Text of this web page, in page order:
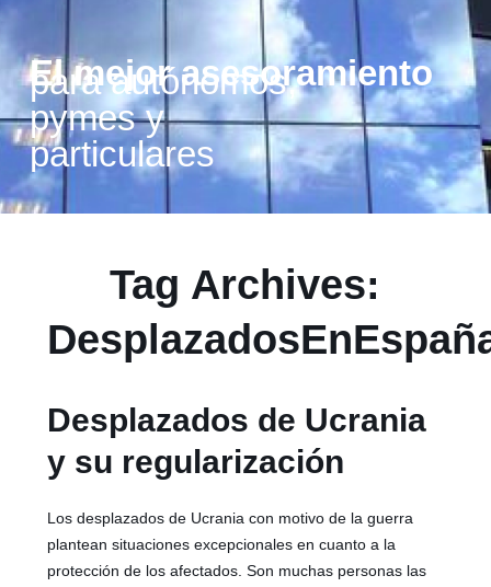
El mejor asesoramiento
para autónomos,
pymes y
particulares
Tag Archives:
Desplazados de Ucrania
y su regularización
Los desplazados de Ucrania con motivo de la guerra
plantean situaciones excepcionales en cuanto a la
protección de los afectados. Son muchas personas las